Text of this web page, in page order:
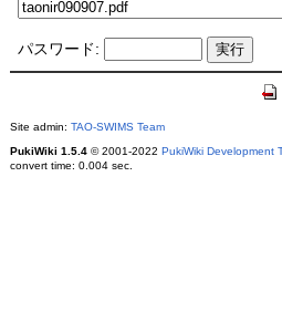
パスワード:
Site admin: TAO-SWIMS Team
PukiWiki 1.5.4© 2001-2022 PukiWiki Development
convert time: 0.004 sec.